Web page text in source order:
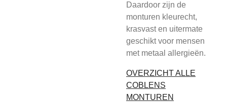
Daardoor zijn de
monturen kleurecht,
krasvast en uitermate
geschikt voor mensen
met metaal allergieën.
OVERZICHT ALLE
COBLENS
MONTUREN